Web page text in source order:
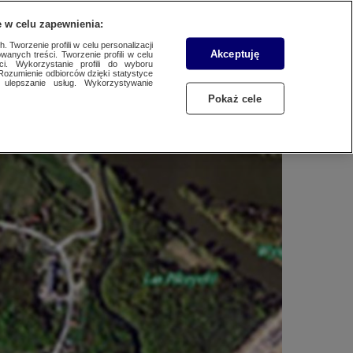
WYŚLIJ MATERIAŁ
w celu zapewnienia:
Tworzenie profili w celu personalizacji
treści. Tworzenie profili w celu
Wykorzystanie profili do wyboru
odbiorców dzięki statystyce
usług. Wykorzystywanie
Akceptuję
Pokaż cele